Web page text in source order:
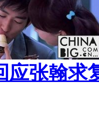
应张翰求